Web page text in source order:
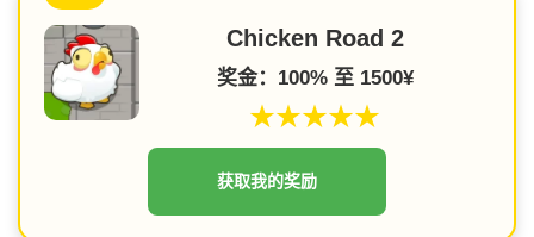
Chicken Road 2
奖金：100% 至 1500¥
★★★★★
获取我的奖励